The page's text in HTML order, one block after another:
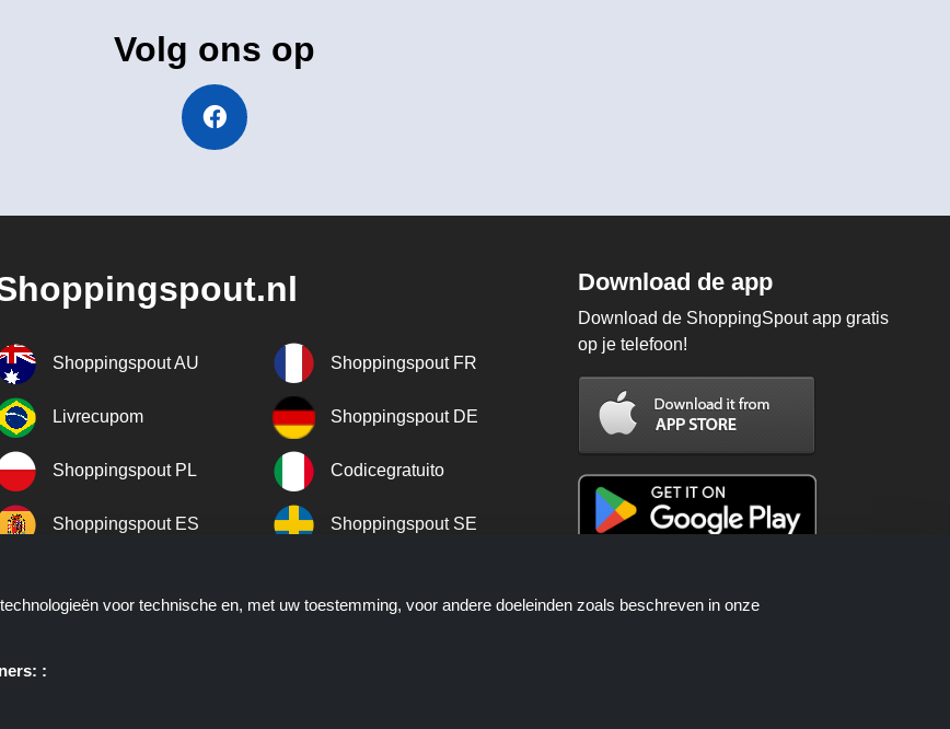
Volg ons op
Shoppingspout AU Shoppingspout FR
Livrecupom Shoppingspout DE
Shoppingspout PL Codicegratuito
Shoppingspout ES Shoppingspout SE
Download de app
Download de ShoppingSpout app gratis
op je telefoon!
voor technische en, met uw toestemming, voor andere doeleinden zoals beschreven in onze
: